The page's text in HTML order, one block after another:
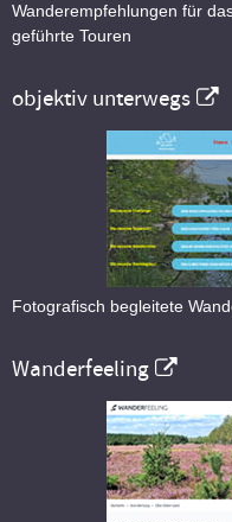
Wanderempfehlungen für
geführte Touren
objektiv unterwegs
Fotografisch begleitete
Wanderfeeling